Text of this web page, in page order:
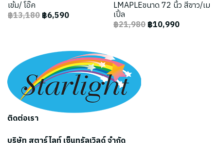
เข้ม/ โอ๊ค
฿13,180฿6,590
LMAPLEขนาด 72 นิ้ว สีขาว/เม
เปิ้ล
฿21,980฿10,990
ติดต่อเรา